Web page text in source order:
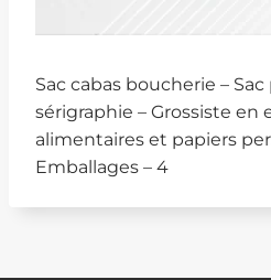
Sac cabas boucherie –
sérigraphie – Grossiste en
alimentaires et papiers
Emballages – 4